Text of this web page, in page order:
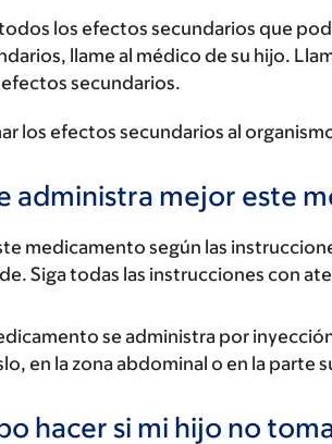
los efectos secundarios que
llame al médico de su hijo.
secundarios.
los efectos secundarios al
administra mejor este
medicamento según las
Siga todas las instrucciones con
se administra por
en la zona abdominal o en la parte
hacer si mi hijo no